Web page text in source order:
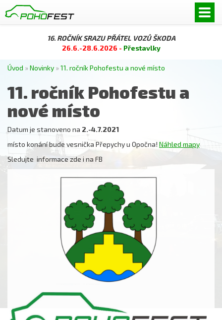
16. ROČNÍK SRAZU PŘÁTEL VOZŮ ŠKODA
26.6.-28.6.2026 - Přestavlky
Úvod »Novinky »11. ročník Pohofestu a nové místo
11. ročník Pohofestu a
nové místo
Datum je stanoveno na 2.-4.7.2021
místo konání bude vesnička Přepychy u Opočna! Náhled mapy
Sledujte informace zde i na FB